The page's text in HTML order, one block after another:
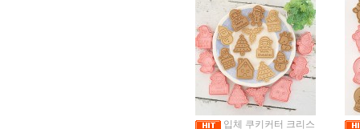
입체 쿠키커터 크리스